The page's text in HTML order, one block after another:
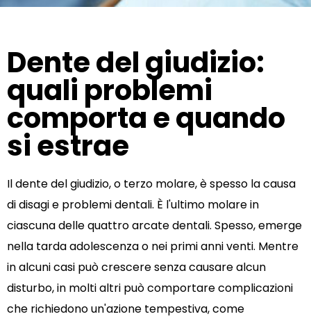
Dente del giudizio:
quali problemi
comporta e quando
si estrae
Il dente del giudizio, o terzo molare, è spesso la causa
di disagi e problemi dentali. È l'ultimo molare in
ciascuna delle quattro arcate dentali. Spesso, emerge
nella tarda adolescenza o nei primi anni venti. Mentre
in alcuni casi può crescere senza causare alcun
disturbo, in molti altri può comportare complicazioni
che richiedono un'azione tempestiva, come